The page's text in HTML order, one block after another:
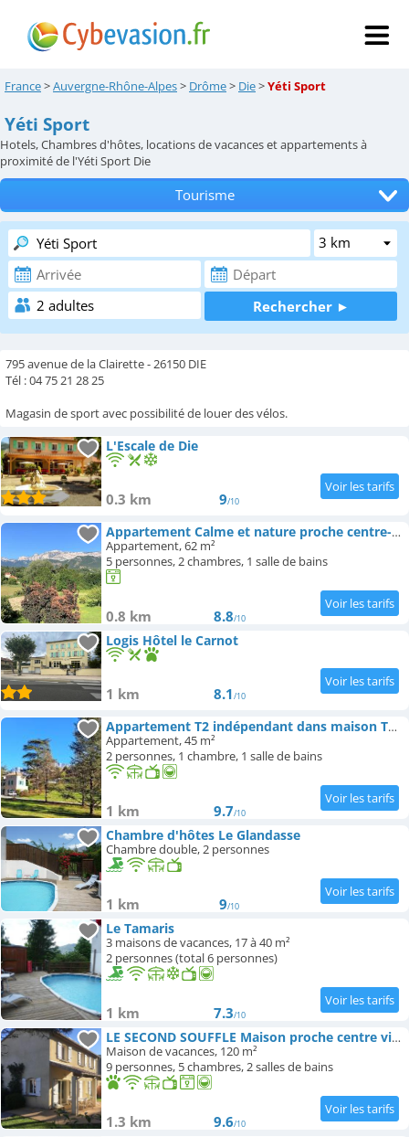
France>Auvergne-Rhône-Alpes> Drôme> Die>Yéti Sport
Yéti Sport
Hotels, Chambres d'hôtes, locations de vacances et appartements à
proximité de l'Yéti Sport Die
Tourisme
Tous les hébergements
Hôtels
Chambres d'hôtes
Campings
795 avenue de la Clairette - 26150 DIE
Tél : 04 75 21 28 25
Magasin de sport avec possibilité de louer des vélos.
L'Escale de Die
0.3 km 9/10
Appartement Calme et nature proche centre-ville et rivière
Appartement, 62 m²
5 personnes, 2 chambres, 1 salle de bains
0.8 km 8.8/10
Logis Hôtel le Carnot
1 km 8.1/10
Appartement T2 indépendant dans maison Tout confort
Appartement, 45 m²
2 personnes, 1 chambre, 1 salle de bains
1 km 9.7/10
Chambre d'hôtes Le Glandasse
Chambre double, 2 personnes
1 km 9/10
Le Tamaris
3 maisons de vacances, 17 à 40 m²
2 personnes (total 6 personnes)
1 km 7.3/10
LE SECOND SOUFFLE Maison proche centre ville de Die tout peut se faire à pied gare SNCF marché U exp
Maison de vacances, 120 m²
9 personnes, 5 chambres, 2 salles de bains
1.3 km 9.6/10